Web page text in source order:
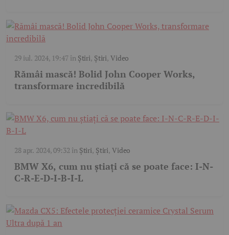
29 iul. 2024, 19:47în Știri, Știri,Video
Rămâi mască! Bolid John Cooper Works,
transformare incredibilă
28 apr. 2024, 09:32 în Știri, Știri,Video
BMW X6, cum nu știați că se poate face: I-N-
C-R-E-D-I-B-I-L